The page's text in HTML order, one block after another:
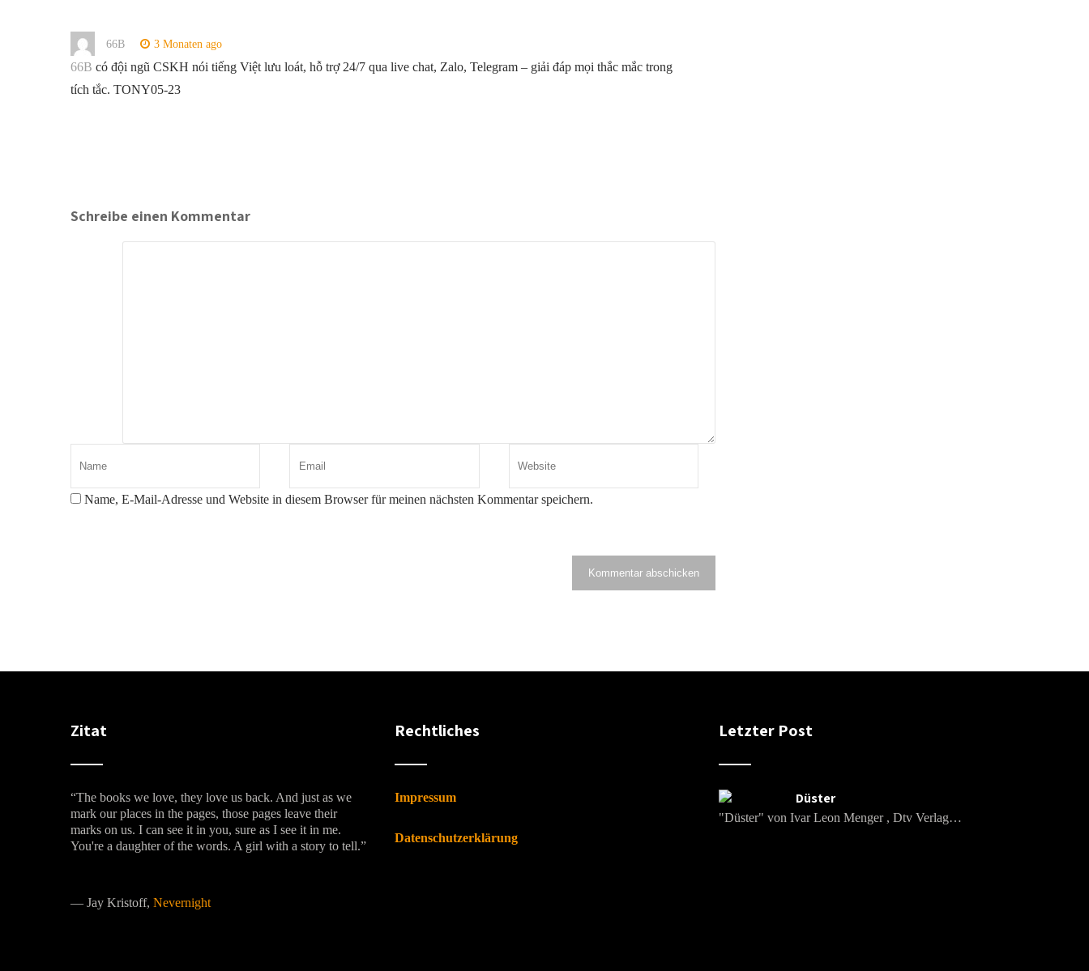
66B 3 Monaten ago
66B có đội ngũ CSKH nói tiếng Việt lưu loát, hỗ trợ 24/7 qua live chat, Zalo, Telegram – giải đáp mọi thắc mắc trong
tích tắc. TONY05-23
Schreibe einen Kommentar
Name, E-Mail-Adresse und Website in diesem Browser für meinen nächsten Kommentar speichern.
Zitat
“The books we love, they love us back. And just as we
mark our places in the pages, those pages leave their
marks on us. I can see it in you, sure as I see it in me.
You're a daughter of the words. A girl with a story to tell.”
― Jay Kristoff, Nevernight
Rechtliches
Impressum
Datenschutzerklärung
Letzter Post
Düster
"Düster" von Ivar Leon Menger , Dtv Verlag…